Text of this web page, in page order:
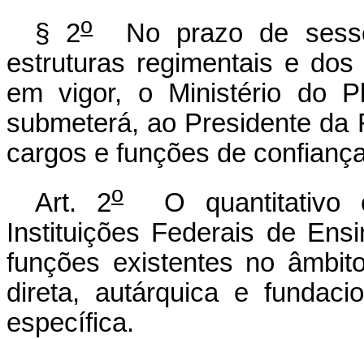
§ 2oNo prazo de
estruturas regimentais e
em vigor, o Ministério do
submeterá, ao Presidente da
cargos e funções de
Art. 2o
O quantitativo
Instituições Federais de
funções existentes no
direta, autárquica e
específica.